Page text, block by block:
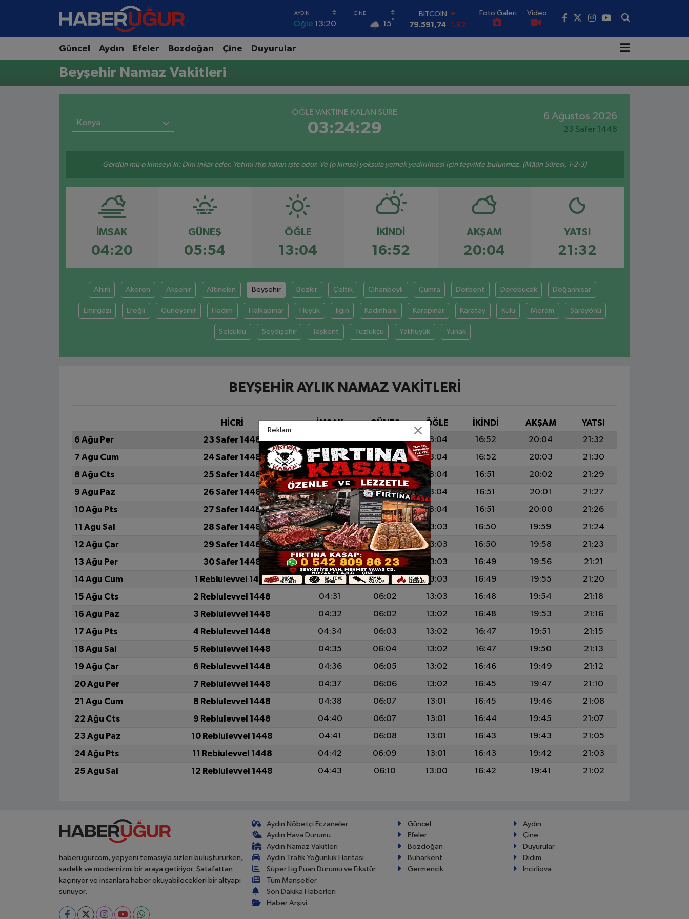
Öğle 13:20 15°
BITCOIN
79.591,74 -1.82
Foto Galeri Video
Güncel Aydın Efeler Bozdoğan Çine Duyurular
Beyşehir Namaz Vakitleri
Konya
ÖĞLE VAKTİNE KALAN SÜRE
03:24:29
6 Ağustos 2026
23 Safer 1448
Gördün mü o kimseyi ki: Dini inkâr eder. Yetimi itip kakan işte odur. Ve (o kimse) yoksula yemek yedirilmesi için teşvikte bulunmaz. (Mâûn Sûresi, 1-2-3)
İMSAK
04:20
GÜNEŞ
05:54
ÖĞLE
13:04
İKINDI
16:52
AKŞAM
20:04
YATSI
21:32
Ahırlı Akören Akşehir Altınekin Beyşehir Bozkır Çeltik Cihanbeyli Çumra Derbent Derebucak Doğanhisar
Emirgazi Ereğli Güneysınır Hadim Halkapınar Hüyük Ilgın Kadınhanı Karapınar Karatay Kulu Meram Sarayönü
Selçuklu Seydişehir Taşkent Tuzlukçu Yalıhüyük Yunak
BEYŞEHIR AYLIK NAMAZ VAKITLERI
HİCRİ İMSAK GÜNEŞ ÖĞLE İKINDI AKŞAM
YATSI
6 Ağu Per
23 Safer 1448 04:20 05:54 13:04 16:52 20:04
21:32
7 Ağu Cum
24 Safer 1448 04:21 05:55 13:04 16:52 20:03
21:30
8 Ağu Cts
25 Safer 1448 04:22 05:56 13:04 16:51 20:02
21:29
9 Ağu Paz
26 Safer 1448 04:24 05:56 13:04 16:51 20:01
21:27
10 Ağu Pts
27 Safer 1448 04:25 05:57 13:04 16:51 20:00
21:26
11 Ağu Sal
28 Safer 1448 04:26 05:58 13:03 16:50 19:59
21:24
12 Ağu Çar
29 Safer 1448 04:27 05:59 13:03 16:50 19:58
21:23
13 Ağu Per
30 Safer 1448 04:29 06:00 13:03 16:49 19:56
21:21
14 Ağu Cum
1 Rebiulevvel 1448 04:30 06:01 13:03 16:49 19:55
21:20
15 Ağu Cts
2 Rebiulevvel 1448 04:31 06:02 13:03 16:48 19:54
21:18
16 Ağu Paz
3 Rebiulevvel 1448 04:32 06:02 13:02 16:48 19:53
21:16
17 Ağu Pts
4 Rebiulevvel 1448 04:34 06:03 13:02 16:47 19:51
21:15
18 Ağu Sal
5 Rebiulevvel 1448 04:35 06:04 13:02 16:47 19:50
21:13
19 Ağu Çar
6 Rebiulevvel 1448 04:36 06:05 13:02 16:46 19:49
21:12
20 Ağu Per
7 Rebiulevvel 1448 04:37 06:06 13:02 16:45 19:47
21:10
21 Ağu Cum
8 Rebiulevvel 1448 04:38 06:07 13:01 16:45 19:46
21:08
22 Ağu Cts
9 Rebiulevvel 1448 04:40 06:07 13:01 16:44 19:45
21:07
23 Ağu Paz
10 Rebiulevvel 1448 04:41 06:08 13:01 16:43 19:43
21:05
24 Ağu Pts
11 Rebiulevvel 1448 04:42 06:09 13:01 16:43 19:42
21:03
25 Ağu Sal
12 Rebiulevvel 1448 04:43 06:10 13:00 16:42 19:41 21:02
haberugurcom, yepyeni temasıyla sizleri buluştururken,
sadelik ve modernizmi bir araya getiriyor. Şatafattan
kaçınıyor ve insanlara haber okuyabilecekleri bir altyapı
sunuyor.
Aydın Nöbetçi Eczaneler
Aydın Hava Durumu
Aydın Namaz Vakitleri
Aydın Trafik Yoğunluk Haritası
Süper Lig Puan Durumu ve Fikstür
Tüm Manşetler
Son Dakika Haberleri
Haber Arşivi
Güncel
Aydın
Efeler
Çine
Bozdoğan
Duyurular
Buharkent
Didim
Germencik
İncirliova
Aydın Nöbetçi Eczaneler
Aydın Trafik Yoğunluk Haritası
Son Dakika Haberleri
Reklam